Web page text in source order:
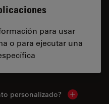
para usar
o para ejecutar una
personalizado? Show local